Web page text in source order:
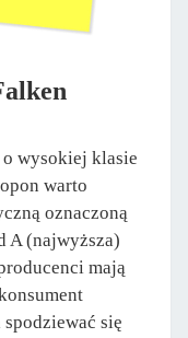
wysokiej klasie
warto
oznaczoną
A (najwyższa)
mają
się